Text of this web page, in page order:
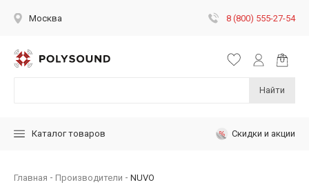
Москва 8 (800) 555-27-54
Найти
Каталог товаров Скидки и акции
Главная Производители NUVO